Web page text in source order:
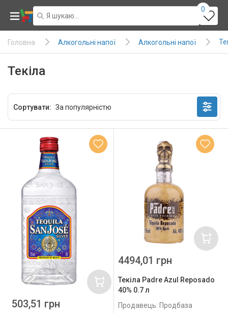
0
Головна Алкогольні напої Алкогольні напої
Текіла
Сортувати:
503,51 грн
Текіла Padre Azul Reposado
40% 0.7 л
Продавець: Продбаза
4494,01 грн